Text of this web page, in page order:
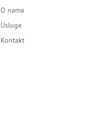
O nama
Usluge
Kontakt